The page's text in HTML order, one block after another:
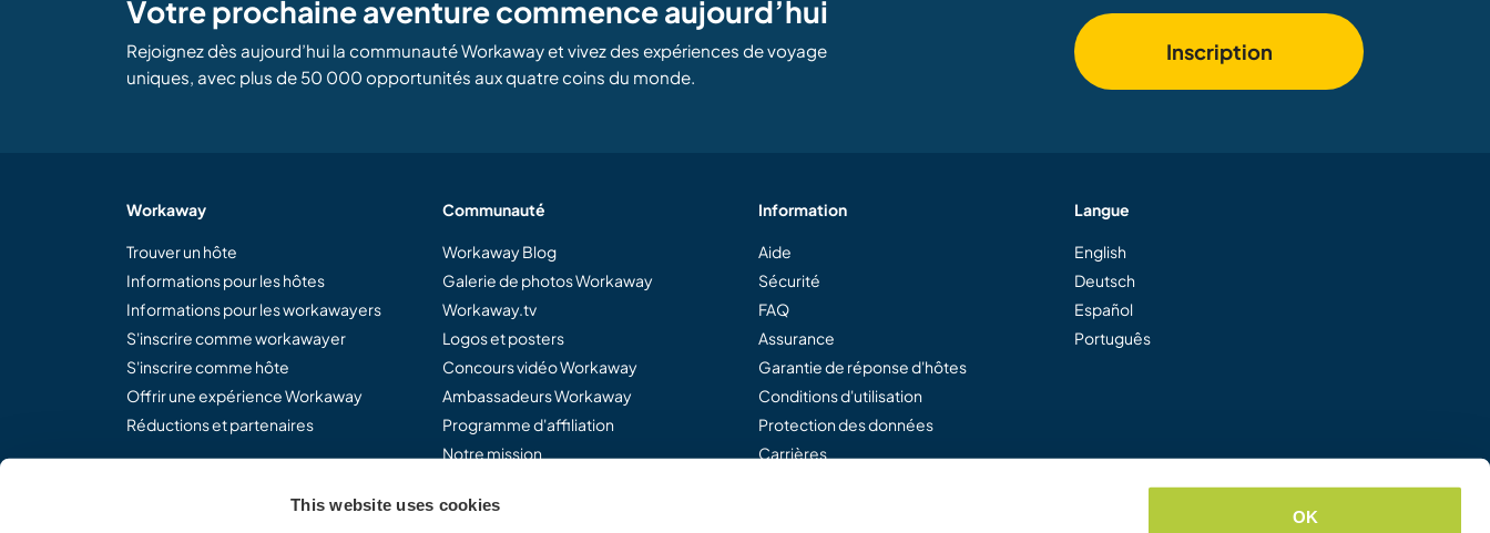
This website uses cookies
OK
Votre prochaine aventure commence aujourd’hui
Rejoignez dès aujourd’hui la communauté Workaway et vivez des expériences de voyage
uniques, avec plus de 50 000 opportunités aux quatre coins du monde.
Inscription
Workaway
Trouver un hôte
Informations pour les hôtes
Informations pour les workawayers
S'inscrire comme workawayer
S'inscrire comme hôte
Offrir une expérience Workaway
Réductions et partenaires
Communauté
Workaway Blog
Galerie de photos Workaway
Workaway.tv
Logos et posters
Concours vidéo Workaway
Ambassadeurs Workaway
Programme d'affiliation
Notre mission
Information
Aide
Sécurité
FAQ
Assurance
Garantie de réponse d'hôtes
Conditions d'utilisation
Protection des données
Carrières
Langue
English
Deutsch
Español
Português